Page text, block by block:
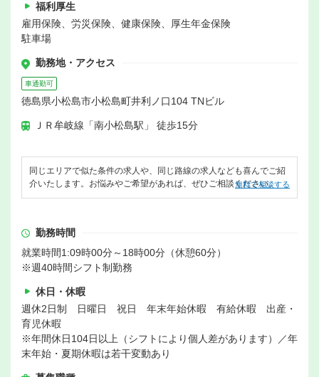
福利厚生
雇用保険、労災保険、健康保険、厚生年金保険
駐車場
勤務地・アクセス
車通勤可
徳島県小松島市小松島町井利ノ口104 TNビル
ＪＲ牟岐線「南小松島駅」 徒歩15分
同じエリアで似た条件の求人や、同じ路線の求人なども喜んでご紹
介いたします。お悩みやご希望があれば、ぜひご相談ください。
無料で相談する
勤務時間
就業時間1:09時00分～18時00分（休憩60分）
※週40時間シフト制勤務
休日・休暇
週休2日制 日曜日 祝日 年末年始休暇 有給休暇 出産・
育児休暇
※年間休日104日以上（シフトにより個人差があります）／年
末年始・夏期休暇は若干変動あり